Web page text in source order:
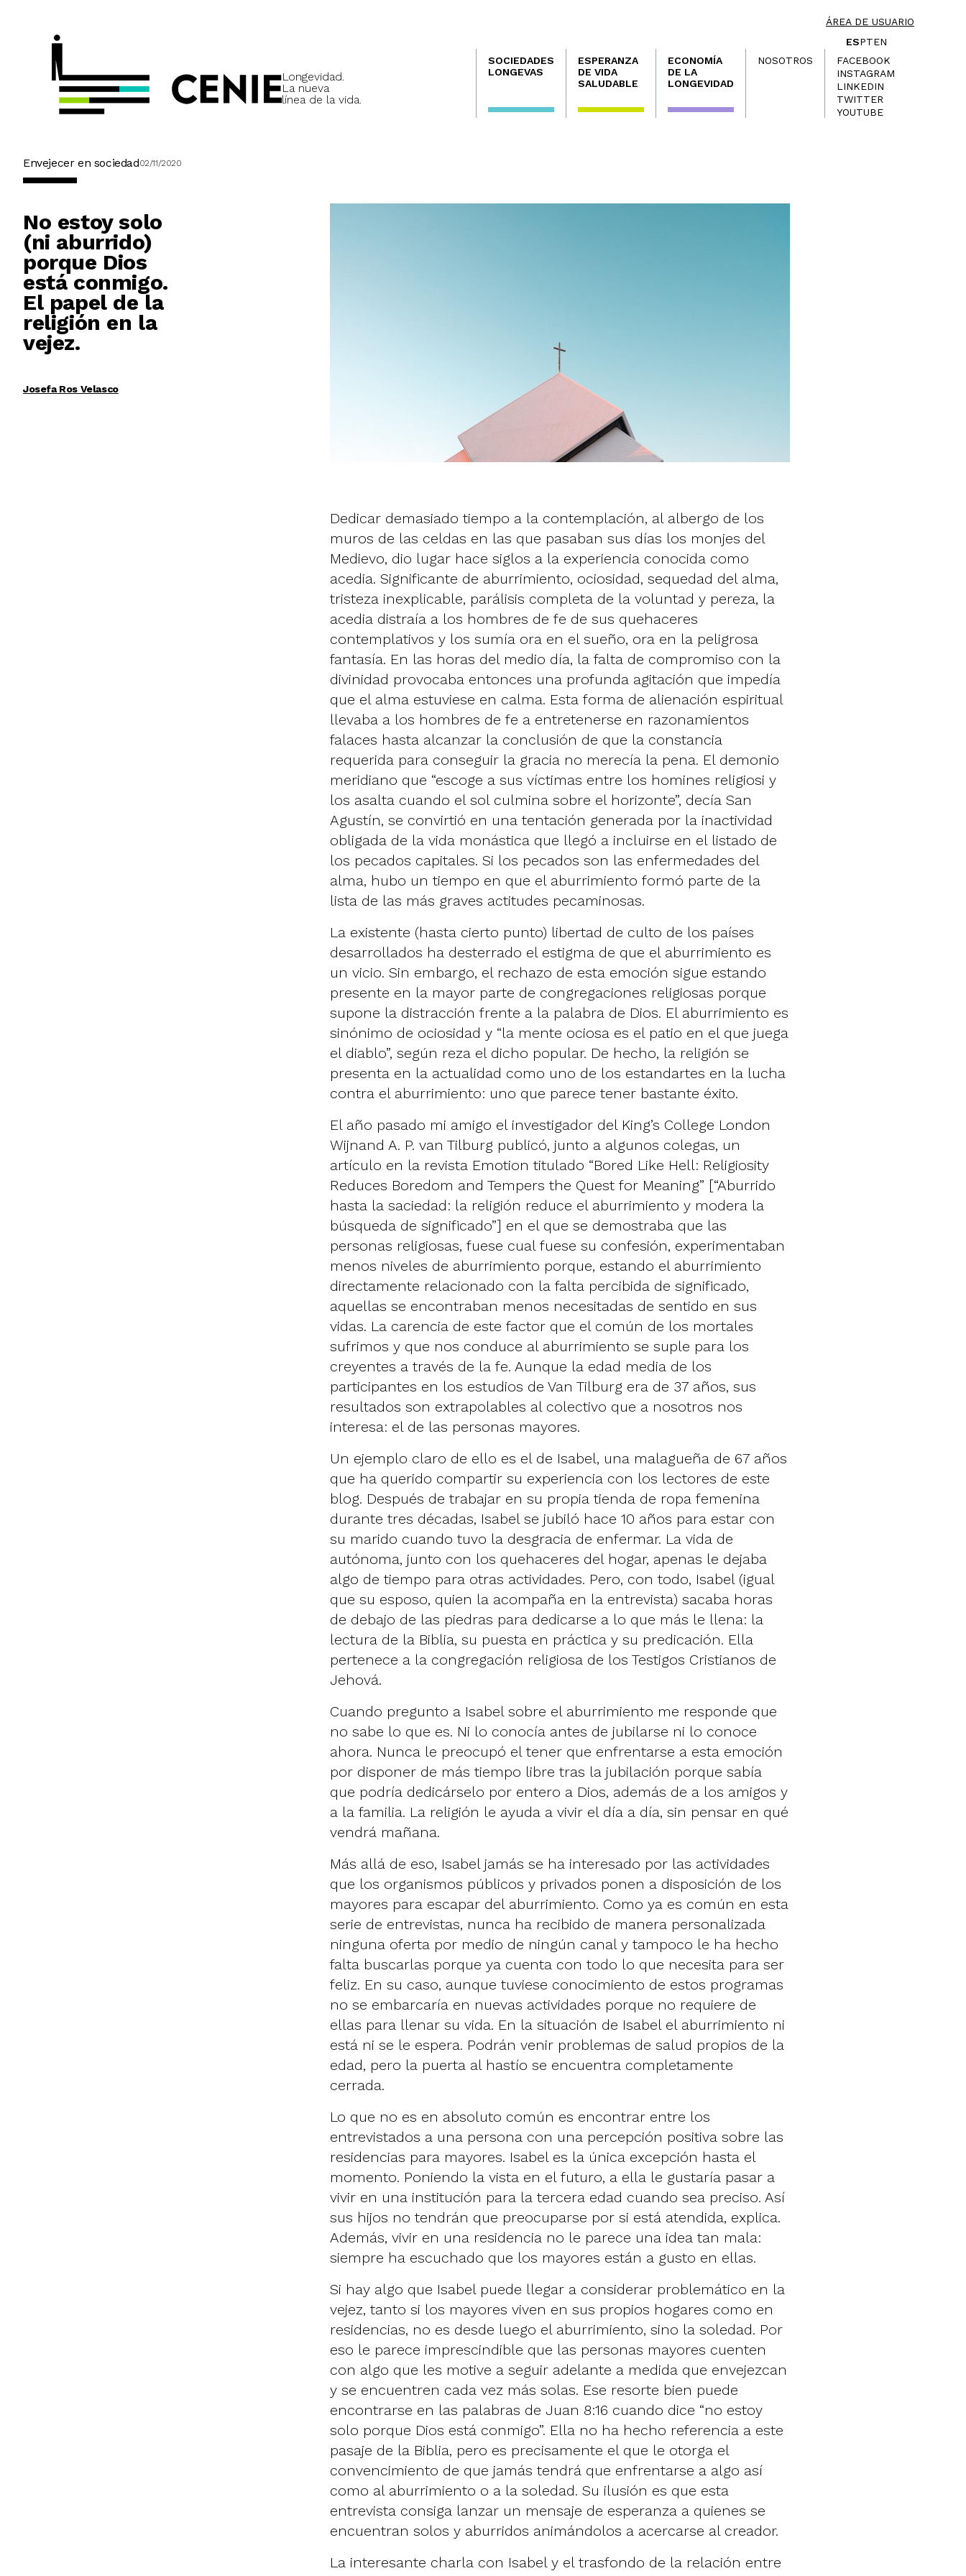
ÁREA DE USUARIO
Longevidad.
La nueva
línea de la vida.
ESPTEN
Navegación
principal
SOCIEDADES
LONGEVAS
ESPERANZA
DE VIDA
SALUDABLE
ECONOMÍA
DE LA
LONGEVIDAD
NOSOTROS
FACEBOOK
INSTAGRAM
LINKEDIN
TWITTER
YOUTUBE
Envejecer en sociedad02/11/2020
No estoy solo
(ni aburrido)
porque Dios
está conmigo.
El papel de la
religión en la
vejez.
Josefa Ros Velasco
Dedicar demasiado tiempo a la contemplación, al albergo de los
muros de las celdas en las que pasaban sus días los monjes del
Medievo, dio lugar hace siglos a la experiencia conocida como
acedia. Significante de aburrimiento, ociosidad, sequedad del alma,
tristeza inexplicable, parálisis completa de la voluntad y pereza, la
acedia distraía a los hombres de fe de sus quehaceres
contemplativos y los sumía ora en el sueño, ora en la peligrosa
fantasía. En las horas del medio día, la falta de compromiso con la
divinidad provocaba entonces una profunda agitación que impedía
que el alma estuviese en calma. Esta forma de alienación espiritual
llevaba a los hombres de fe a entretenerse en razonamientos
falaces hasta alcanzar la conclusión de que la constancia
requerida para conseguir la gracia no merecía la pena. El demonio
meridiano que “escoge a sus víctimas entre los homines religiosi y
los asalta cuando el sol culmina sobre el horizonte”, decía San
Agustín, se convirtió en una tentación generada por la inactividad
obligada de la vida monástica que llegó a incluirse en el listado de
los pecados capitales. Si los pecados son las enfermedades del
alma, hubo un tiempo en que el aburrimiento formó parte de la
lista de las más graves actitudes pecaminosas.
La existente (hasta cierto punto) libertad de culto de los países
desarrollados ha desterrado el estigma de que el aburrimiento es
un vicio. Sin embargo, el rechazo de esta emoción sigue estando
presente en la mayor parte de congregaciones religiosas porque
supone la distracción frente a la palabra de Dios. El aburrimiento es
sinónimo de ociosidad y “la mente ociosa es el patio en el que juega
el diablo”, según reza el dicho popular. De hecho, la religión se
presenta en la actualidad como uno de los estandartes en la lucha
contra el aburrimiento: uno que parece tener bastante éxito.
El año pasado mi amigo el investigador del King’s College London
Wijnand A. P. van Tilburg publicó, junto a algunos colegas, un
artículo en la revista Emotion titulado “Bored Like Hell: Religiosity
Reduces Boredom and Tempers the Quest for Meaning” [“Aburrido
hasta la saciedad: la religión reduce el aburrimiento y modera la
búsqueda de significado”] en el que se demostraba que las
personas religiosas, fuese cual fuese su confesión, experimentaban
menos niveles de aburrimiento porque, estando el aburrimiento
directamente relacionado con la falta percibida de significado,
aquellas se encontraban menos necesitadas de sentido en sus
vidas. La carencia de este factor que el común de los mortales
sufrimos y que nos conduce al aburrimiento se suple para los
creyentes a través de la fe. Aunque la edad media de los
participantes en los estudios de Van Tilburg era de 37 años, sus
resultados son extrapolables al colectivo que a nosotros nos
interesa: el de las personas mayores.
Un ejemplo claro de ello es el de Isabel, una malagueña de 67 años
que ha querido compartir su experiencia con los lectores de este
blog. Después de trabajar en su propia tienda de ropa femenina
durante tres décadas, Isabel se jubiló hace 10 años para estar con
su marido cuando tuvo la desgracia de enfermar. La vida de
autónoma, junto con los quehaceres del hogar, apenas le dejaba
algo de tiempo para otras actividades. Pero, con todo, Isabel (igual
que su esposo, quien la acompaña en la entrevista) sacaba horas
de debajo de las piedras para dedicarse a lo que más le llena: la
lectura de la Biblia, su puesta en práctica y su predicación. Ella
pertenece a la congregación religiosa de los Testigos Cristianos de
Jehová.
Cuando pregunto a Isabel sobre el aburrimiento me responde que
no sabe lo que es. Ni lo conocía antes de jubilarse ni lo conoce
ahora. Nunca le preocupó el tener que enfrentarse a esta emoción
por disponer de más tiempo libre tras la jubilación porque sabía
que podría dedicárselo por entero a Dios, además de a los amigos y
a la familia. La religión le ayuda a vivir el día a día, sin pensar en qué
vendrá mañana.
Más allá de eso, Isabel jamás se ha interesado por las actividades
que los organismos públicos y privados ponen a disposición de los
mayores para escapar del aburrimiento. Como ya es común en esta
serie de entrevistas, nunca ha recibido de manera personalizada
ninguna oferta por medio de ningún canal y tampoco le ha hecho
falta buscarlas porque ya cuenta con todo lo que necesita para ser
feliz. En su caso, aunque tuviese conocimiento de estos programas
no se embarcaría en nuevas actividades porque no requiere de
ellas para llenar su vida. En la situación de Isabel el aburrimiento ni
está ni se le espera. Podrán venir problemas de salud propios de la
edad, pero la puerta al hastío se encuentra completamente
cerrada.
Lo que no es en absoluto común es encontrar entre los
entrevistados a una persona con una percepción positiva sobre las
residencias para mayores. Isabel es la única excepción hasta el
momento. Poniendo la vista en el futuro, a ella le gustaría pasar a
vivir en una institución para la tercera edad cuando sea preciso. Así
sus hijos no tendrán que preocuparse por si está atendida, explica.
Además, vivir en una residencia no le parece una idea tan mala:
siempre ha escuchado que los mayores están a gusto en ellas.
Si hay algo que Isabel puede llegar a considerar problemático en la
vejez, tanto si los mayores viven en sus propios hogares como en
residencias, no es desde luego el aburrimiento, sino la soledad. Por
eso le parece imprescindible que las personas mayores cuenten
con algo que les motive a seguir adelante a medida que envejezcan
y se encuentren cada vez más solas. Ese resorte bien puede
encontrarse en las palabras de Juan 8:16 cuando dice “no estoy
solo porque Dios está conmigo”. Ella no ha hecho referencia a este
pasaje de la Biblia, pero es precisamente el que le otorga el
convencimiento de que jamás tendrá que enfrentarse a algo así
como al aburrimiento o a la soledad. Su ilusión es que esta
entrevista consiga lanzar un mensaje de esperanza a quienes se
encuentran solos y aburridos animándolos a acercarse al creador.
La interesante charla con Isabel y el trasfondo de la relación entre